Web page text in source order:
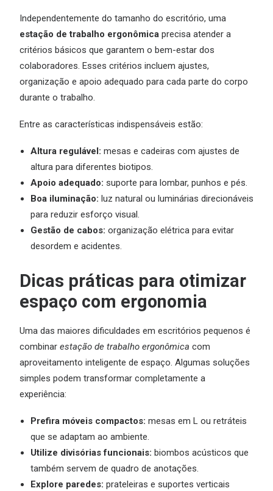
Independentemente do tamanho do escritório, uma
estação de trabalho ergonômica precisa atender a
critérios básicos que garantem o bem-estar dos
colaboradores. Esses critérios incluem ajustes,
organização e apoio adequado para cada parte do corpo
durante o trabalho.
Entre as características indispensáveis estão:
Altura regulável: mesas e cadeiras com ajustes de
altura para diferentes biotipos.
Apoio adequado: suporte para lombar, punhos e pés.
Boa iluminação: luz natural ou luminárias direcionáveis
para reduzir esforço visual.
Gestão de cabos: organização elétrica para evitar
desordem e acidentes.
Dicas práticas para otimizar
espaço com ergonomia
Uma das maiores dificuldades em escritórios pequenos é
combinar estação de trabalho ergonômica com
aproveitamento inteligente de espaço. Algumas soluções
simples podem transformar completamente a
experiência:
Prefira móveis compactos: mesas em L ou retráteis
que se adaptam ao ambiente.
Utilize divisórias funcionais: biombos acústicos que
também servem de quadro de anotações.
Explore paredes: prateleiras e suportes verticais